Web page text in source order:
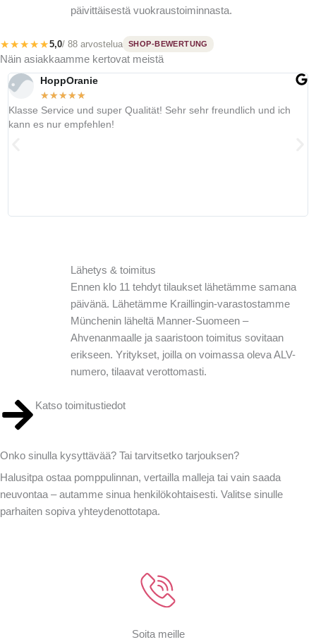
päivittäisestä vuokraustoiminnasta.
★★★★★5,0/ 88 arvostelua SHOP-BEWERTUNG
Näin asiakkaamme kertovat meistä
HoppOranie
★★★★★
Klasse Service und super Qualität! Sehr sehr freundlich und ich
kann es nur empfehlen!
Lähetys & toimitus
Ennen klo 11 tehdyt tilaukset lähetämme samana
päivänä. Lähetämme Kraillingin-varastostamme
Münchenin läheltä Manner-Suomeen –
Ahvenanmaalle ja saaristoon toimitus sovitaan
erikseen. Yritykset, joilla on voimassa oleva ALV-
numero, tilaavat verottomasti.
Katso toimitustiedot
Onko sinulla kysyttävää? Tai tarvitsetko tarjouksen?
Halusitpa ostaa pomppulinnan, vertailla malleja tai vain saada
neuvontaa – autamme sinua henkilökohtaisesti. Valitse sinulle
parhaiten sopiva yhteydenottotapa.
Soita meille